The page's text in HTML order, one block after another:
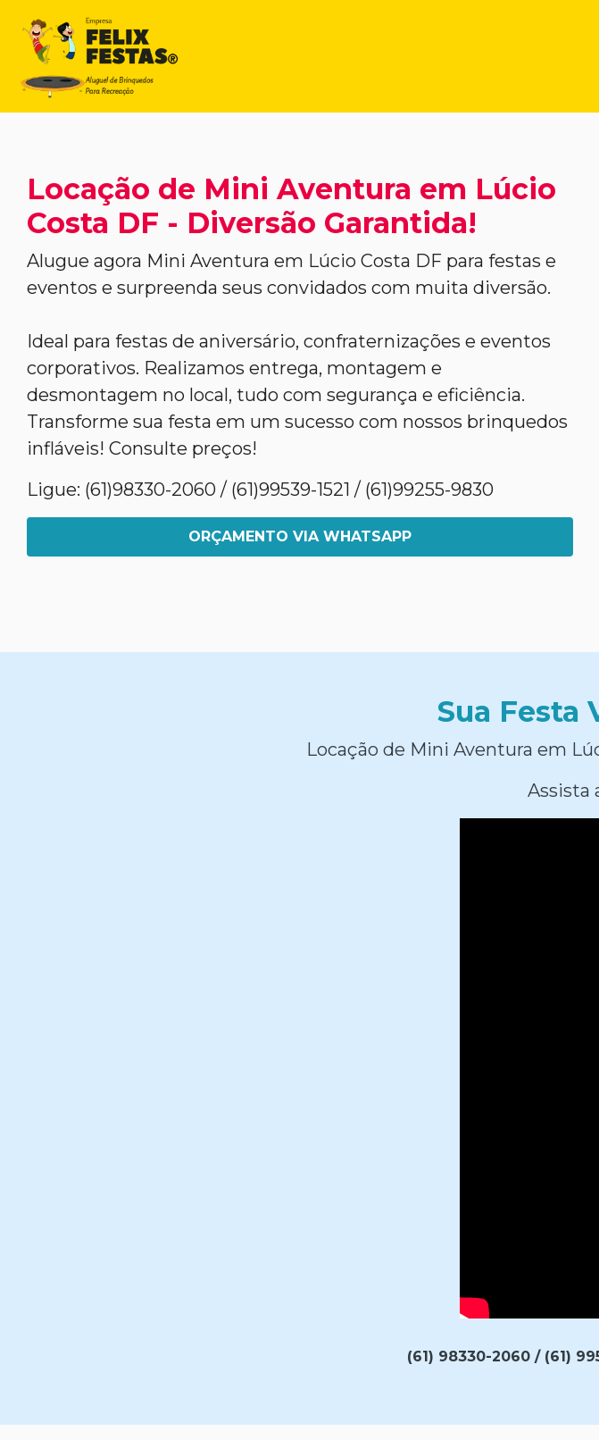
Locação de Mini Aventura em Lúcio
Costa DF - Diversão Garantida!
Alugue agora Mini Aventura em Lúcio Costa DF para festas e
eventos e surpreenda seus convidados com muita diversão.
Ideal para festas de aniversário, confraternizações e eventos
corporativos. Realizamos entrega, montagem e
desmontagem no local, tudo com segurança e eficiência.
Transforme sua festa em um sucesso com nossos brinquedos
infláveis! Consulte preços!
Ligue: (61)98330-2060 / (61)99539-1521 / (61)99255-9830
ORÇAMENTO VIA WHATSAPP
Sua Festa
Locação de Mini Aventura em
Assista
(61) 98330-2060 / (61)